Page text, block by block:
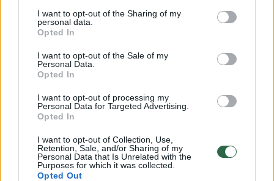
I want to opt-out of the Sharing of my
personal data.
Opted In
I want to opt-out of the Sale of my
Personal Data.
Opted In
I want to opt-out of processing my
Personal Data for Targeted Advertising.
Opted In
I want to opt-out of Collection, Use,
Retention, Sale, and/or Sharing of my
Personal Data that Is Unrelated with the
Purposes for which it was collected.
Opted Out
Karjerą
rinktinėje
baigęs
R.Javtokas:
„Kokie
jausmai?
Šūdini“
Australai neslepia – jie neabejojo pergale.